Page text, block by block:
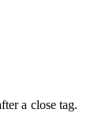
a close tag.